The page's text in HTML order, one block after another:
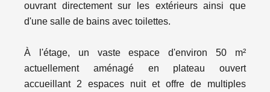
ouvrant directement sur les extérieurs ainsi que
d'une salle de bains avec toilettes.
À l'étage, un vaste espace d'environ 50 m²
actuellement aménagé en plateau ouvert
accueillant 2 espaces nuit et offre de multiples